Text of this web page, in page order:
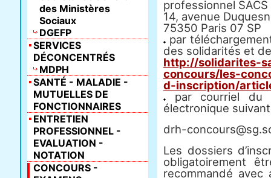
professionnel
14, avenue
75350 Paris 07 SP
par
des solidarités et
http://solidarites-
concours/les-
d-inscription/
par courriel du
électronique
drh-
Les dossiers
obligatoirement
recommandé avec
des Ministères
Sociaux
DGEFP
SERVICES
DÉCONCENTRÉS
MDPH
SANTÉ - MALADIE -
MUTUELLES DE
FONCTIONNAIRES
ENTRETIEN
PROFESSIONNEL -
EVALUATION -
NOTATION
CONCOURS -